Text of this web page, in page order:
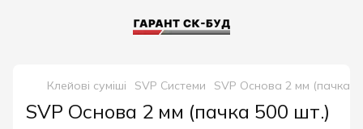
Клейові суміші SVP Системи SVP Основа 2 мм (пачка
SVP Основа 2 мм (пачка 500 шт.)